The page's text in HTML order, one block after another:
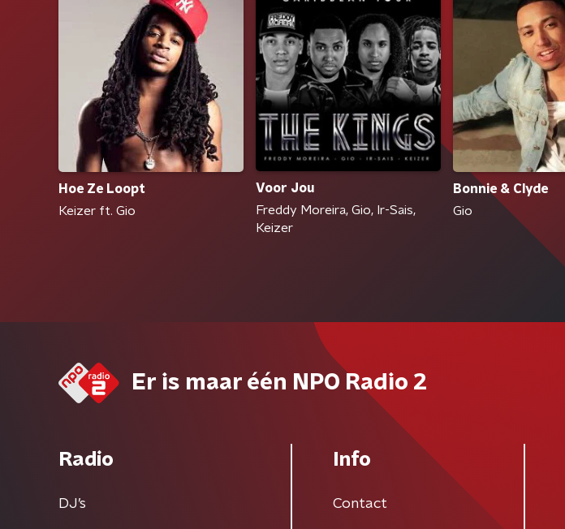
Hoe Ze Loopt
Keizer ft. Gio
Voor Jou
Freddy Moreira, Gio, Ir-Sais,
Keizer
Bonnie & Clyde
Gio
Er is maar één NPO Radio 2
Radio
DJ’s
Info
Contact